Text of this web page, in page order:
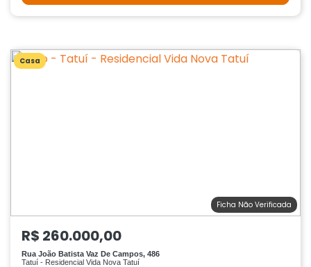
Casa
Ficha Não Verificada
R$ 260.000,00
Rua João Batista Vaz De Campos, 486
Tatuí - Residencial Vida Nova Tatuí